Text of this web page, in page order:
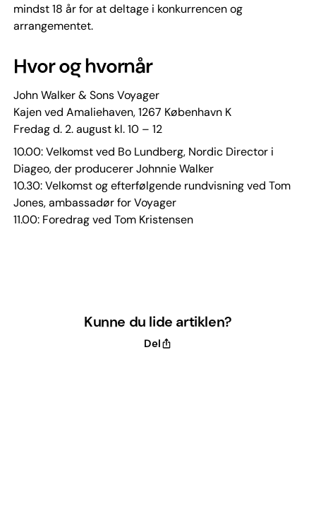
mindst 18 år for at deltage i konkurrencen og
arrangementet.
Hvor og hvornår
John Walker & Sons Voyager
Kajen ved Amaliehaven, 1267 København K
Fredag d. 2. august kl. 10 – 12
10.00: Velkomst ved Bo Lundberg, Nordic Director i
Diageo, der producerer Johnnie Walker
10.30: Velkomst og efterfølgende rundvisning ved Tom
Jones, ambassadør for Voyager
11.00: Foredrag ved Tom Kristensen
Kunne du lide artiklen?
Del